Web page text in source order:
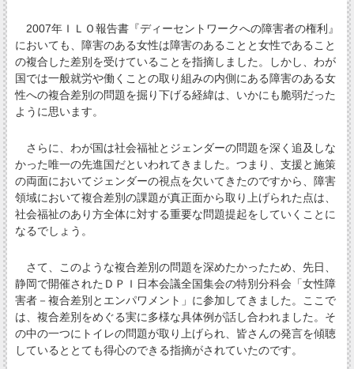
2007年ＩＬＯ報告書『ディーセントワークへの障害者の権利』
においても、障害のある女性は障害のあることと女性であること
の複合した差別を受けていることを指摘しました。しかし、わが
国では一般就労や働くことの取り組みの内側にある障害のある女
性への複合差別の問題を掘り下げる経緯は、いかにも脆弱だった
ように思います。
さらに、わが国は社会福祉とジェンダーの問題を深く追及しな
かった唯一の先進国だといわれてきました。つまり、支援と施策
の両面においてジェンダーの視点を欠いてきたのですから、障害
領域において複合差別の課題が真正面から取り上げられた点は、
社会福祉のあり方全体に対する重要な問題提起をしていくことに
なるでしょう。
さて、このような複合差別の問題を深めたかったため、先日、
静岡で開催されたＤＰＩ日本会議全国集会の特別分科会「女性障
害者－複合差別とエンパワメント」に参加してきました。ここで
は、複合差別をめぐる実に多様な具体例が話し合われました。そ
の中の一つにトイレの問題が取り上げられ、皆さんの発言を傾聴
しているととても得心のできる指摘がされていたのです。